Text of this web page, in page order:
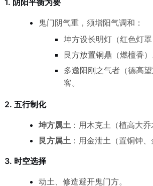
1. 阴阳平衡为要
鬼门阴气重，须增阳气调和：
坤方设长明灯（红色灯罩
艮方放置铜鼎（燃檀香）
多邀阳刚之气者（德高
客。
2. 五行制化
坤方属土：用木克土（植高大乔
艮方属土：用金泄土（置铜钟、
3. 时空选择
动土、修造避开鬼门方。